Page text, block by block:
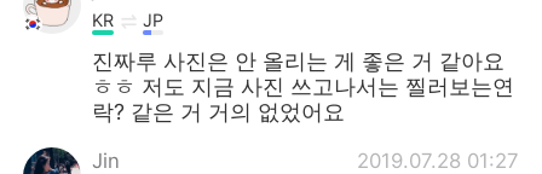
KR JP
진짜루 사진은 안 올리는 게 좋은 거 같아요
ㅎㅎ 저도 지금 사진 쓰고나서는 찔러보는연
락? 같은 거 거의 없었어요
Jin 2019.07.28 01:27